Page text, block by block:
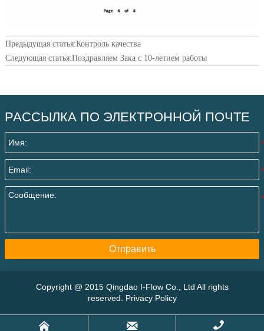
Предыдущая статья:Контроль качества
Следующая статья:Поздравляем Зака с 10-летием работы
РАССЫЛКА ПО ЭЛЕКТРОННОЙ ПОЧТЕ
Отправить
Copyright @ 2015 Qingdao I-Flow Co., Ltd All rights
reserved. Privacy Policy
  